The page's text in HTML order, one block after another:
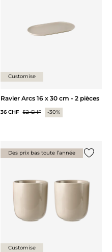
Customise
Ravier Arcs 16 x 30 cm - 2 pièces
36 CHF 52 CHF -30%
Des prix bas toute l’année
Customise